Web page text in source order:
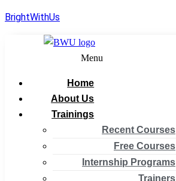
BrightWithUs
Menu
Home
About Us
Trainings
Recent Courses
Free Courses
Internship Programs
Trainers